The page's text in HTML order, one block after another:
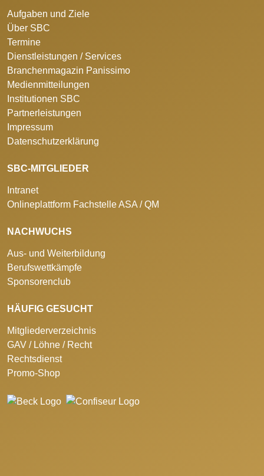
Aufgaben und Ziele
Über SBC
Termine
Dienstleistungen / Services
Branchenmagazin Panissimo
Medienmitteilungen
Institutionen SBC
Partnerleistungen
Impressum
Datenschutzerklärung
SBC-MITGLIEDER
Intranet
Onlineplattform Fachstelle ASA / QM
NACHWUCHS
Aus- und Weiterbildung
Berufswettkämpfe
Sponsorenclub
HÄUFIG GESUCHT
Mitgliederverzeichnis
GAV / Löhne / Recht
Rechtsdienst
Promo-Shop